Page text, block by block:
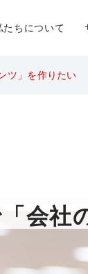
たちについて
ツ」を作りたい
会社